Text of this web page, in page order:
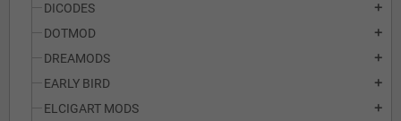
DICODES add
DOTMOD add
DREAMODS add
EARLY BIRD add
ELCIGART MODS add